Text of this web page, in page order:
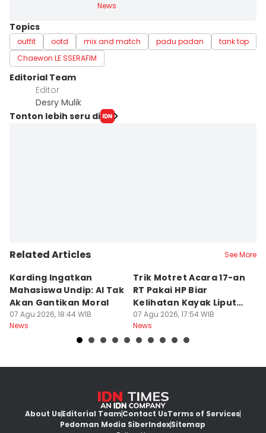
News
Topics
outfit ootd mix and match padu padan tank top
Chaewon LE SSERAFIM
Editorial Team
Editor
Desry Mulik
Tonton lebih seru di
Related Articles See More
Karding Ingatkan
Mahasiswa Undip: AI Tak
Akan Gantikan Moral
07 Agu 2026, 18:44 WIB
News
Trik Motret Acara 17-an
RT Pakai HP Biar
Kelihatan Kayak Liputan
Festival Nasional
07 Agu 2026, 17:54 WIB
News
About UsEditorial TeamContact UsTerms of Services
Pedoman Media SiberIndexSitemap